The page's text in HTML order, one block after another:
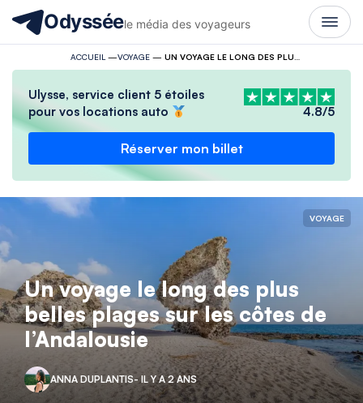
Odysséele média des voyageurs
ACCUEIL —VOYAGE—
Ulysse, service client 5 étoiles
pour vos locations auto
4.8/5
Réserver mon billet
VOYAGE
Un voyage le long des plus
belles plages sur les côtes de
l’Andalousie
ANNA DUPLANTIS- IL Y A 2 ANS